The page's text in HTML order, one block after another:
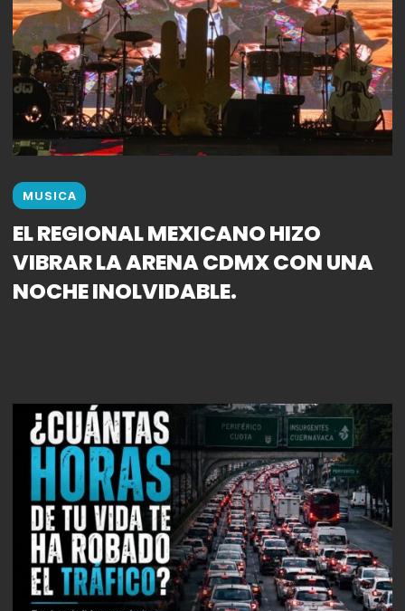
MUSICA
EL REGIONAL MEXICANO HIZO
VIBRAR LA ARENA CDMX CON UNA
NOCHE INOLVIDABLE.